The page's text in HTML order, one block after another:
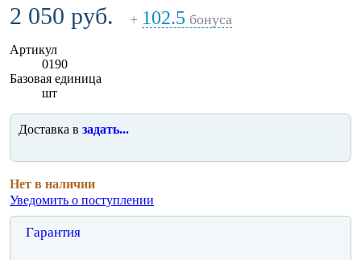
2 050 руб. + 102.5 бонуса
Артикул
0190
Базовая единица
шт
Доставка в задать...
Нет в наличии
Уведомить о поступлении
Гарантия